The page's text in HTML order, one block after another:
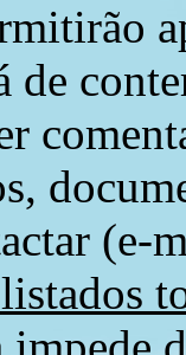
de
(e-